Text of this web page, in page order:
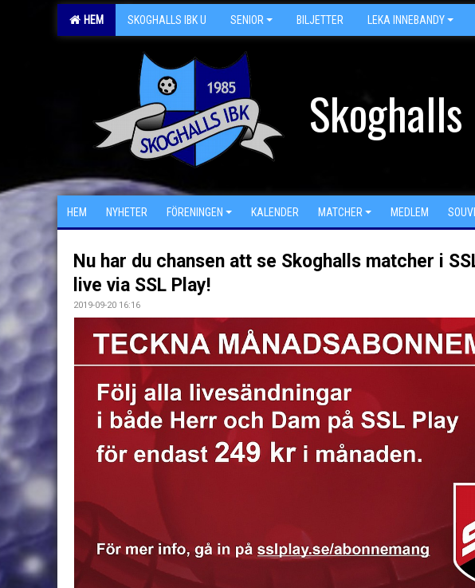
HEM SKOGHALLS IBK U SENIOR BILJETTER LEKA INNEBANDY
HEM NYHETER FÖRENINGEN KALENDER MATCHER MEDLEM
Nu har du chansen att se Skoghalls matcher i
live via SSL Play!
2019-09-20 16:16